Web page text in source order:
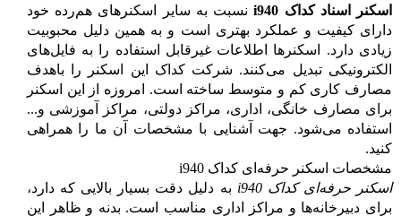
اسکنر اسناد کداک i940نسبت به سایر اسکنرهای هم‌رده خود
دارای کیفیت و عملکرد بهتری است و به همین دلیل محبوبیت
زیادی دارد. اسکنرها اطلاعات غیرقابل استفاده را به فایل‌های
الکترونیکی تبدیل می‌کنند. شرکت کداک این اسکنر را باهدف
مصارف کاری کم و متوسط ساخته است. امروزه از این اسکنر
برای مصارف خانگی، اداری، مراکز دولتی، مراکز آموزشی و...
استفاده می‌شود. جهت آشنایی با مشخصات آن ما را همراهی
کنید.
مشخصات اسکنر حرفه‌ای کداک i940
اسکنر حرفه‌ای کداکi940 به دلیل دقت بسیار بالایی که دارد،
برای دبیرخانه‌ها و مراکز اداری مناسب است. بدنه و ظاهر این